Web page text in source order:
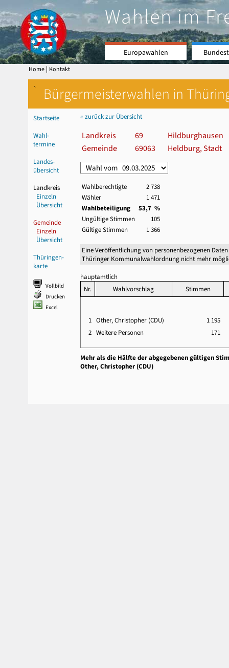
Wahlen im
Europawahlen
Home | Kontakt
` Bürgermeisterwahlen in
Startseite
Wahl-
termine
Landes-
übersicht
Landkreis
Einzeln
Übersicht
Gemeinde
Einzeln
Übersicht
Thüringen-
karte
Vollbild
Drucken
Excel
« zurück zur Übersicht
Landkreis 69
Hildburghausen
Gemeinde
69063 Heldburg, Stadt
Wahlberechtigte
2 738
Wähler
1 471
Wahlbeteiligung
53,7 %
Ungültige Stimmen
105
Gültige Stimmen
1 366
Eine Veröffentlichung von personenbezogenen
Thüringer Kommunalwahlordnung nicht mehr
hauptamtlich
Nr.
Wahlvorschlag Stimmen
1 Other, Christopher (CDU)
1 195
2 Weitere Personen 171
Mehr als die Hälfte der abgegebenen gültigen
Other, Christopher (CDU)